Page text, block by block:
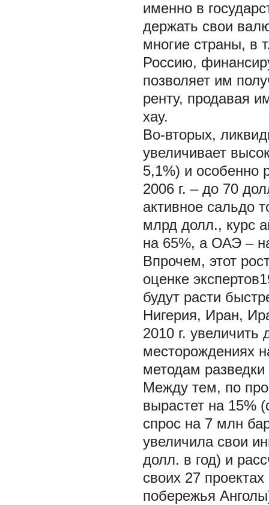
именно в
держать свои
многие страны, в
Россию,
позволяет им
ренту, продавая
хау.
Во-вторых,
увеличивает
5,1%) и особенно
2006 г. – до 70
активное сальдо
млрд долл., курс
на 65%, а ОАЭ –
Впрочем, этот
оценке
будут расти
Нигерия, Иран,
2010 г.
месторождениях
методам
Между тем, по
вырастет на 15%
спрос на 7 млн
увеличила свои
долл. в год) и
своих 27
побережья